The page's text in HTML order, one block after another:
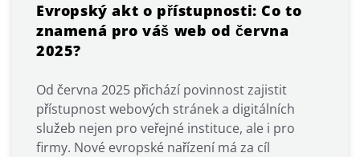
Evropský akt o přístupnosti: Co to
znamená pro váš web od června
2025?
Od června 2025 přichází povinnost zajistit
přístupnost webových stránek a digitálních
služeb nejen pro veřejné instituce, ale i pro
firmy. Nové evropské nařízení má za cíl